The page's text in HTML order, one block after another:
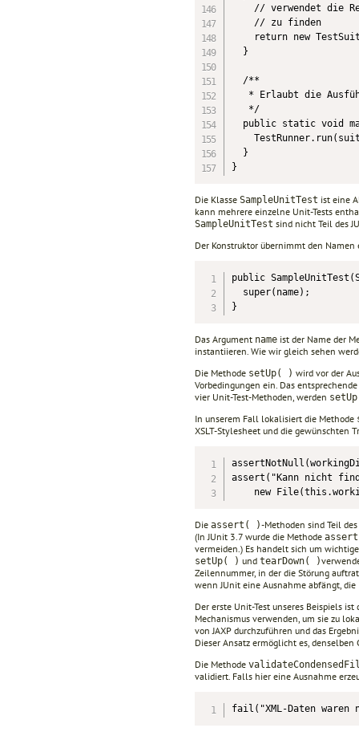
// verwendet die
    // zu finden
return new
  }
  /**
* Erlaubt die
   */
public static void
  }
}
Die Klasse SampleUnitTest ist eine
kann mehrere einzelne Unit-Tests
SampleUnitTest sind nicht Teil des
Der Konstruktor übernimmt den Namen
public
  super(name);
}
Das Argument name ist der Name der
instantiieren. Wie wir gleich sehen
Die Methode setUp( ) wird vor der
Vorbedingungen ein. Das
vier Unit-Test-Methoden, werden
In unserem Fall lokalisiert die Methode
XSLT-Stylesheet und die gewünschten
assert("Kann nicht
new
Die assert( )-Methoden sind Teil
(In JUnit 3.7 wurde die Methode
vermeiden.) Es handelt sich um
setUp( ) und tearDown( )
Zeilennummer, in der die Störung
wenn JUnit eine Ausnahme abfängt,
Der erste Unit-Test unseres Beispiels
Mechanismus verwenden, um sie zu
von JAXP durchzuführen und das
Dieser Ansatz ermöglicht es,
Die Methode
validiert. Falls hier eine Ausnahme
fail("XML-Daten